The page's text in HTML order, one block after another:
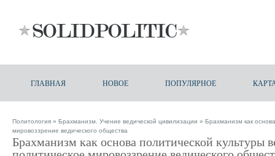
ГЛАВНАЯ НОВОЕ ПОПУЛЯРНОЕ
Политология » Брахманизм. Учение ведической цивилизации » Брахманизм как
мировоззрение ведического общества
Брахманизм как основа политической